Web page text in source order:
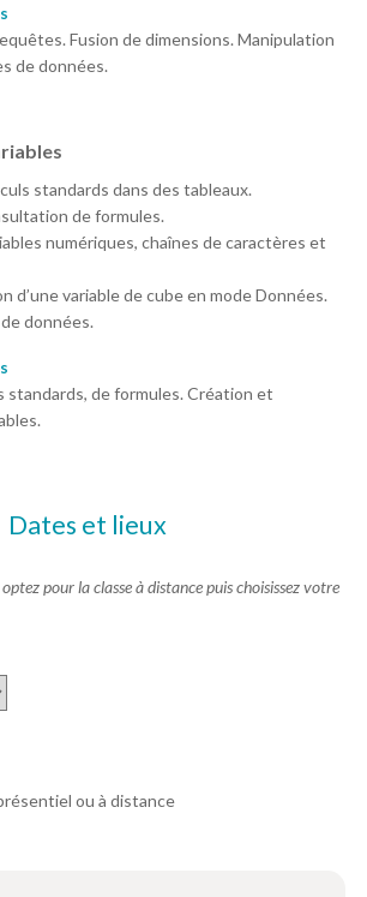
Fusion de dimensions. Manipulation
de données.
standards dans des tableaux.
de formules.
numériques, chaînes de caractères et
d’une variable de cube en mode Données.
données.
standards, de formules. Création et
Dates et lieux
pour la classe à distance puis choisissez votre
ou à distance